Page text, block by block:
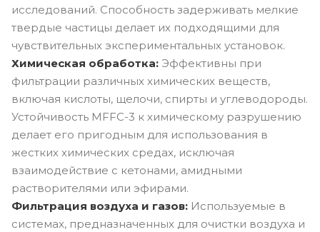
исследований. Способность задерживать мелкие
твердые частицы делает их подходящими для
чувствительных экспериментальных установок.
Химическая обработка: Эффективны при
фильтрации различных химических веществ,
включая кислоты, щелочи, спирты и углеводороды.
Устойчивость MFFC-3 к химическому разрушению
делает его пригодным для использования в
жестких химических средах, исключая
взаимодействие с кетонами, амидными
растворителями или эфирами.
Фильтрация воздуха и газов: Используемые в
системах, предназначенных для очистки воздуха и